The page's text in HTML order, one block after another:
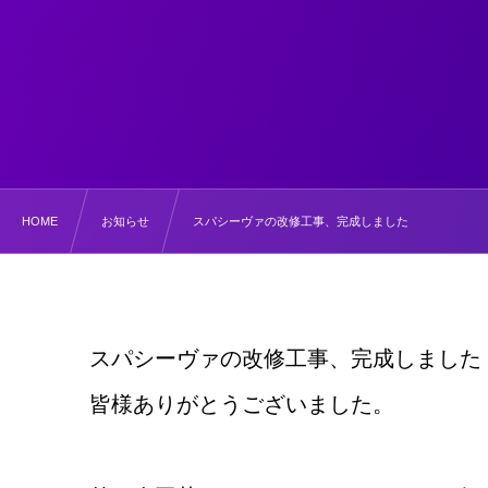
HOME お知らせ スパシーヴァの改修工事、完成しました
スパシーヴァの改修工事、完成しました
皆様ありがとうございました。